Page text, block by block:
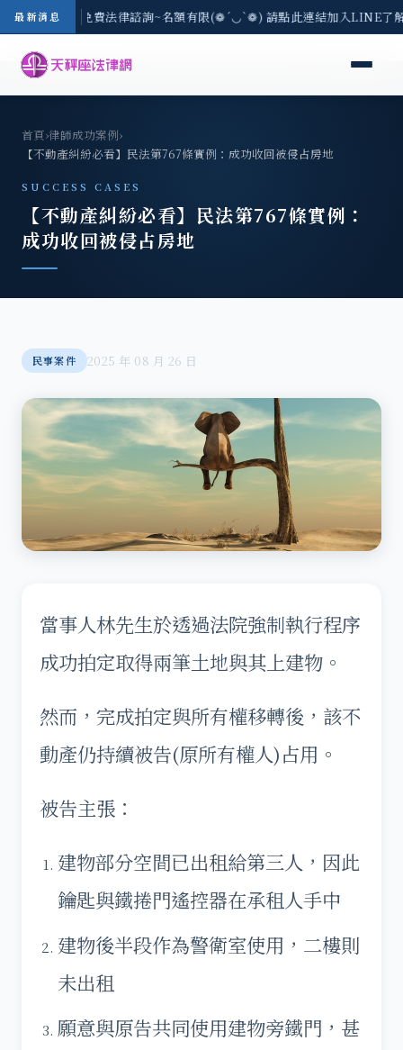
最新消息
8/3(一) 現場免費法律諮詢~名額有限(❁´◡`❁) 請點此連結加入LINE了
首頁›律師成功案例›
【不動產糾紛必看】民法第767條實例：成功收回被侵占房地
SUCCESS CASES
【不動產糾紛必看】民法第767條實例：
成功收回被侵占房地
民事案件 2025 年 08 月 26 日
當事人林先生於透過法院強制執行程序
成功拍定取得兩筆土地與其上建物。
然而，完成拍定與所有權移轉後，該不
動產仍持續被告(原所有權人)占用。
被告主張：
建物部分空間已出租給第三人，因此
鑰匙與鐵捲門遙控器在承租人手中
建物後半段作為警衛室使用，二樓則
未出租
願意與原告共同使用建物旁鐵門，甚